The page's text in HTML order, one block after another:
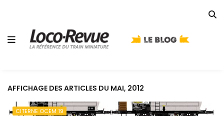
AFFICHAGE DES ARTICLES DU MAI, 2012
CITERNE OCEM 19